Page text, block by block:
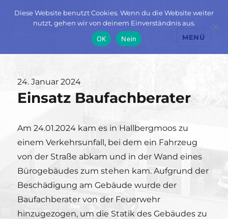
MENÜ
Veröffentlicht
am
24. Januar 2024
Einsatz Baufachberater
Am 24.01.2024 kam es in Hallbergmoos zu
einem Verkehrsunfall, bei dem ein Fahrzeug
von der Straße abkam und in der Wand eines
Bürogebäudes zum stehen kam. Aufgrund der
Beschädigung am Gebäude wurde der
Baufachberater von der Feuerwehr
hinzugezogen, um die Statik des Gebäudes zu
Diese Website benutzt Cookies. Wenn du die Website weiter
nutzt, gehen wir von deinem Einverständnis aus.
OK
Nein